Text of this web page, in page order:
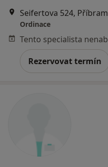
Seifertova 524, Příbram
Ordinace
Rezervovat termín